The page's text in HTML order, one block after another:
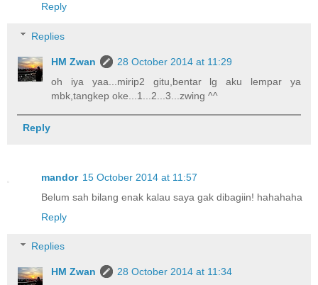
Reply
Replies
HM Zwan
28 October 2014 at 11:29
oh iya yaa...mirip2 gitu,bentar lg aku lempar ya
mbk,tangkep oke...1...2...3...zwing ^^
Reply
mandor 15 October 2014 at 11:57
Belum sah bilang enak kalau saya gak dibagiin! hahahaha
Reply
Replies
HM Zwan
28 October 2014 at 11:34